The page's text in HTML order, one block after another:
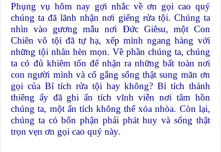
Phụng vụ hôm nay gợi nhắc về ơn gọi cao quý
chúng ta đã lãnh nhận nơi giếng rửa tội. Chúng ta
nhìn vào gương mẫu nơi Đức Giêsu, một Con
Chiên vô tội đã tự hạ, xếp mình ngang hàng với
những tội nhân hèn mọn. Về phần chúng ta, chúng
ta có đủ khiêm tốn để nhận ra những bất toàn nơi
con người mình và cố gắng sống thật sung mãn ơn
gọi của Bí tích rửa tội hay không? Bí tích thánh
thiêng ấy đã ghi ấn tích vĩnh viễn nơi tâm hồn
chúng ta, một ấn tích không thể xóa nhòa. Còn lại,
chúng ta có bổn phận phải phát huy và sống thật
trọn vẹn ơn gọi cao quý này.